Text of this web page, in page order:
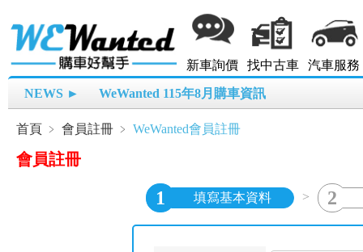
新車詢價 找中古車 汽車服務
NEWS ► WeWanted 115年8月購車資訊
首頁 ﹥ 會員註冊 ﹥ WeWanted會員註冊
會員註冊
1 填寫基本資料 > 2